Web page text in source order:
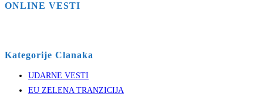
ONLINE VESTI
Kategorije Clanaka
UDARNE VESTI
EU ZELENA TRANZICIJA